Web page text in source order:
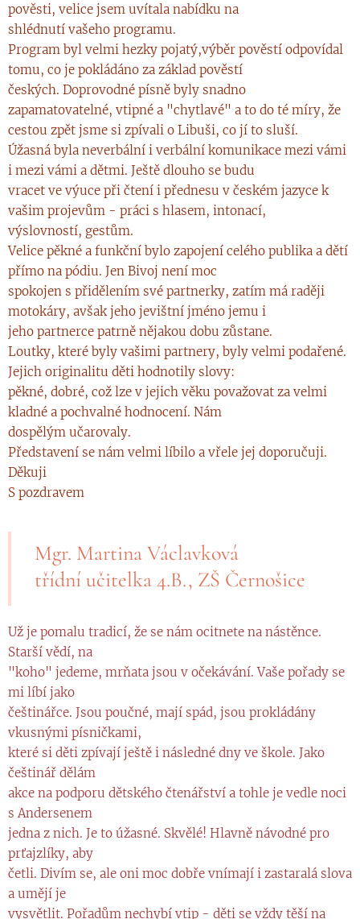
pověsti, velice jsem uvítala nabídku na
shlédnutí vašeho programu.
Program byl velmi hezky pojatý,výběr pověstí odpovídal
tomu, co je pokládáno za základ pověstí
českých. Doprovodné písně byly snadno
zapamatovatelné, vtipné a "chytlavé" a to do té míry, že
cestou zpět jsme si zpívali o Libuši, co jí to sluší.
Úžasná byla neverbální i verbální komunikace mezi vámi
i mezi vámi a dětmi. Ještě dlouho se budu
vracet ve výuce při čtení i přednesu v českém jazyce k
vašim projevům - práci s hlasem, intonací,
výslovností, gestům.
Velice pěkné a funkční bylo zapojení celého publika a dětí
přímo na pódiu. Jen Bivoj není moc
spokojen s přidělením své partnerky, zatím má raději
motokáry, avšak jeho jevištní jméno jemu i
jeho partnerce patrně nějakou dobu zůstane.
Loutky, které byly vašimi partnery, byly velmi podařené.
Jejich originalitu děti hodnotily slovy:
pěkné, dobré, což lze v jejich věku považovat za velmi
kladné a pochvalné hodnocení. Nám
dospělým učarovaly.
Představení se nám velmi líbilo a vřele jej doporučuji.
Děkuji
S pozdravem
Mgr. Martina Václavková
třídní učitelka 4.B., ZŠ Černošice
Už je pomalu tradicí, že se nám ocitnete na nástěnce.
Starší vědí, na
"koho" jedeme, mrňata jsou v očekávání. Vaše pořady se
mi líbí jako
češtinářce. Jsou poučné, mají spád, jsou prokládány
vkusnými písničkami,
které si děti zpívají ještě i následné dny ve škole. Jako
češtinář dělám
akce na podporu dětského čtenářství a tohle je vedle noci
s Andersenem
jedna z nich. Je to úžasné. Skvělé! Hlavně návodné pro
prťajzlíky, aby
četli. Divím se, ale oni moc dobře vnímají i zastaralá slova
a umějí je
vysvětlit. Pořadům nechybí vtip - děti se vždy těší na